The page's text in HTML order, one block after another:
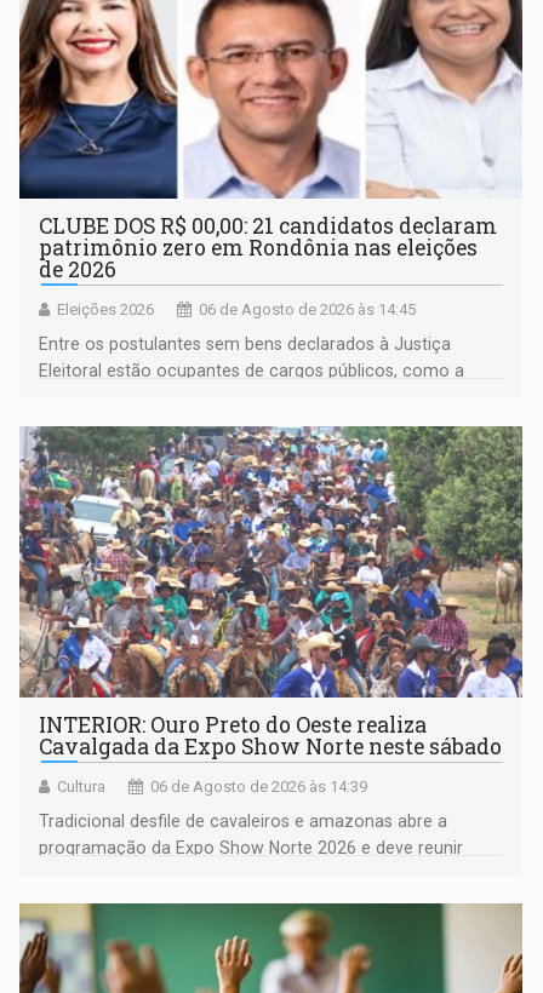
CLUBE DOS R$ 00,00: 21 candidatos declaram
patrimônio zero em Rondônia nas eleições
de 2026
Eleições 2026 06 de Agosto de 2026 às 14:45
Entre os postulantes sem bens declarados à Justiça
Eleitoral estão ocupantes de cargos públicos, como a
Pedro Geovar (PP) e a vice-prefeita Magna dos Anjos
(NOVO)
INTERIOR: Ouro Preto do Oeste realiza
Cavalgada da Expo Show Norte neste sábado
Cultura 06 de Agosto de 2026 às 14:39
Tradicional desfile de cavaleiros e amazonas abre a
programação da Expo Show Norte 2026 e deve reunir